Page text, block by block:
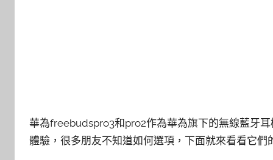
華為freebudspro3和pro2作為華為旗下的無線藍牙
體驗，很多朋友不知道如何選項，下面就來看看它們